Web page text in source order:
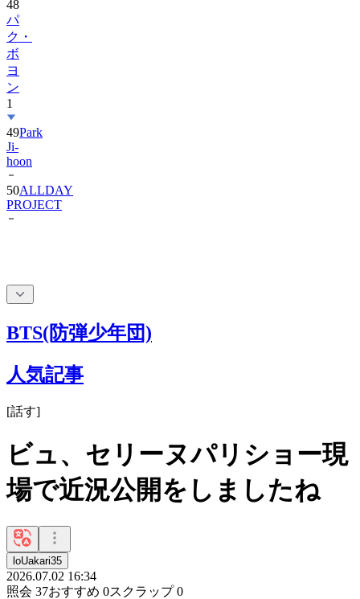
48
パ
ク・
ボ
ヨ
ン
1
49Park
Ji-
hoon
50ALLDAY
PROJECT
BTS(防弾少年団)
人気記事
[話す]
ビュ、セリーヌパリショー現
場で近況公開をしましたね
loUakari35
2026.07.02 16:34
照会 37おすすめ 0スクラップ 0